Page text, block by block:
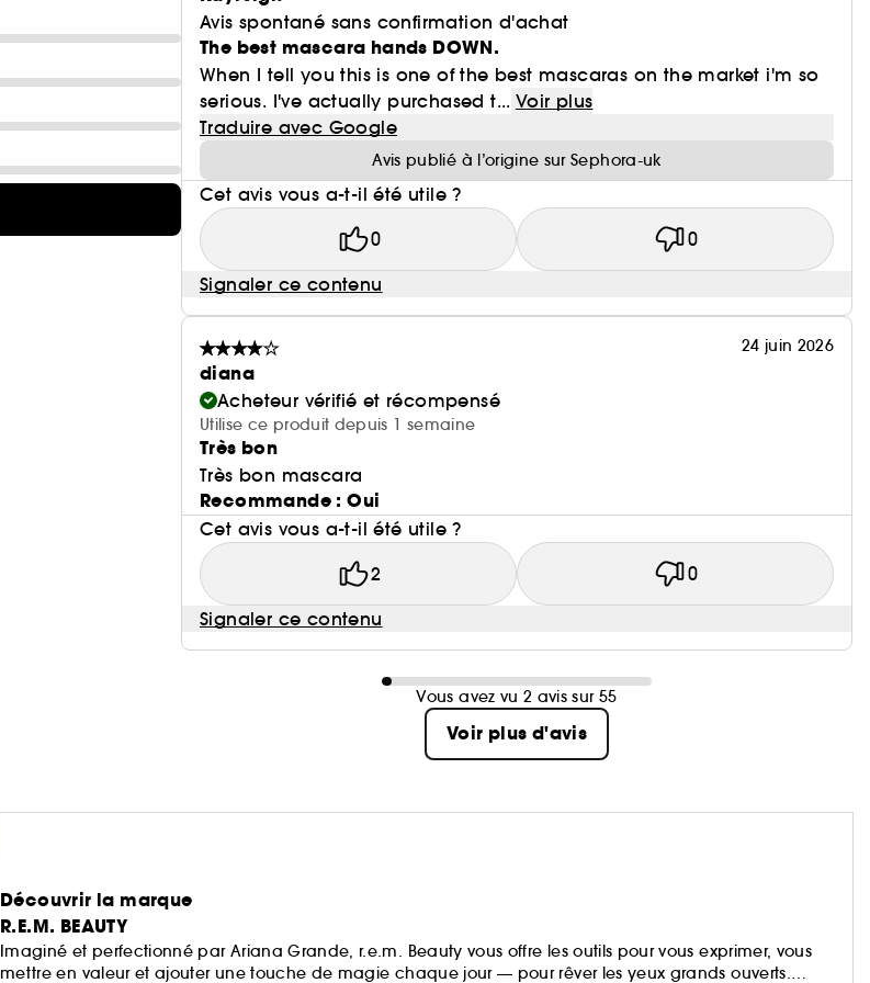
Avis spontané sans confirmation d'achat
The best mascara hands DOWN.
When I tell you this is one of the best mascaras on the market i'm so
serious. I've actually purchased t... Voir plus
Traduire avec Google
Avis publié à l’origine sur Sephora-uk
Cet avis vous a-t-il été utile ?
0 0
Signaler ce contenu
24 juin 2026
diana
Acheteur vérifié et récompensé
Utilise ce produit depuis 1 semaine
Très bon
Très bon mascara
Recommande : Oui
Cet avis vous a-t-il été utile ?
2 0
Signaler ce contenu
Vous avez vu 2 avis sur 55
Voir plus d'avis
Découvrir la marque
R.E.M. BEAUTY
Imaginé et perfectionné par Ariana Grande, r.e.m. Beauty vous offre les outils pour vous exprimer, vous
mettre en valeur et ajouter une touche de magie chaque jour — pour rêver les yeux grands ouverts.